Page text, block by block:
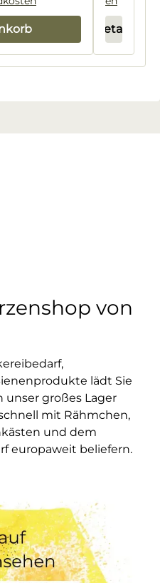
Details
von
lädt Sie
unser großes Lager
mit Rähmchen,
und dem
europaweit beliefern.